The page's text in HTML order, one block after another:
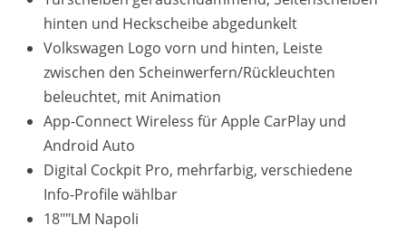
hinten und Heckscheibe abgedunkelt
Volkswagen Logo vorn und hinten, Leiste
zwischen den Scheinwerfern/Rückleuchten
beleuchtet, mit Animation
App-Connect Wireless für Apple CarPlay und
Android Auto
Digital Cockpit Pro, mehrfarbig, verschiedene
Info-Profile wählbar
18""LM Napoli